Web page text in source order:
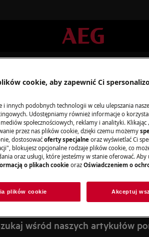
dla Blendery
wśród naszych artykułów
cookie, aby zapewnić Ci
i innych podobnych technologii w celu ulepszania
Udostępniamy również informacje o
społecznościowych, reklamy i analityki. Klikając
przez nas plików cookie, dzięki czemu możemy
dostosować oferty specjalne oraz wyświetlać Ci
blokujesz opcjonalne rodzaje plików cookie, co
oraz usługi, które jesteśmy w stanie oferować. Aby
o plikach cookie oraz Oświadczeniem o
plików cookie Akceptuj